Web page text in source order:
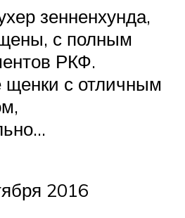
зенненхунда,
с полным
РКФ.
щенки с отличным
2016